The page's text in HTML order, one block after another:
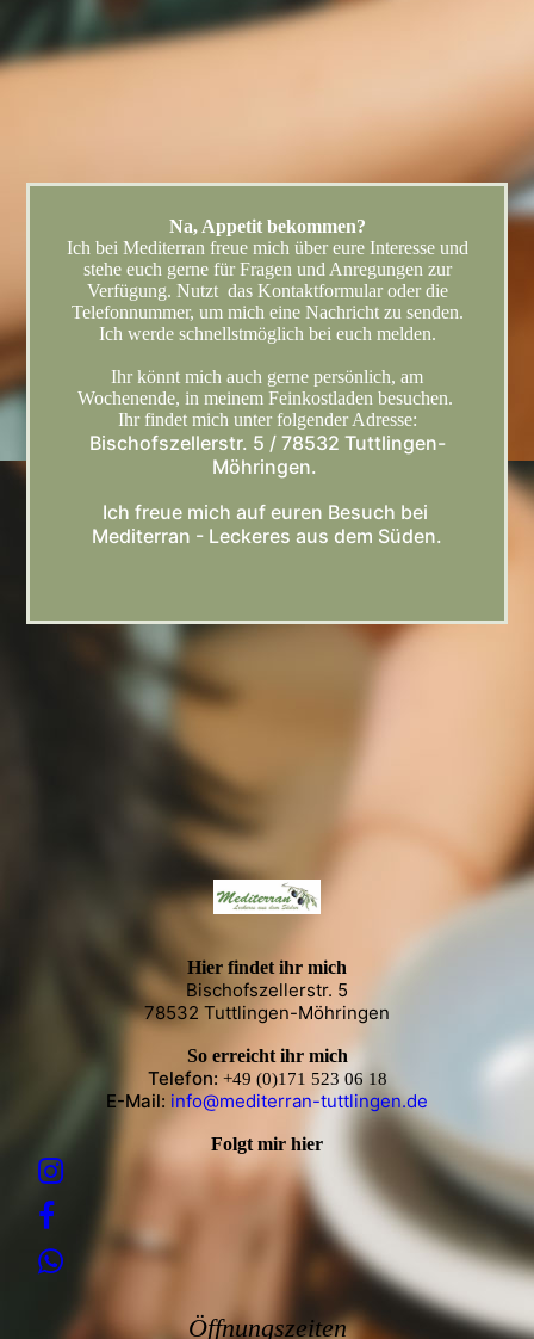
Na, Appetit bekommen?
Ich bei Mediterran freue mich über eure Interesse und
stehe euch gerne für Fragen und Anregungen zur
Verfügung. Nutzt das Kontaktformular oder die
Telefonnummer, um mich eine Nachricht zu senden.
Ich werde schnellstmöglich bei euch melden.
Ihr könnt mich auch gerne persönlich, am
Wochenende, in meinem Feinkostladen besuchen.
Ihr findet mich unter folgender Adresse:
Bischofszellerstr. 5 / 78532 Tuttlingen-
Möhringen.
Ich freue mich auf euren Besuch bei
Mediterran - Leckeres aus dem Süden.
Hier findet ihr mich
Bischofszellerstr. 5
78532 Tuttlingen-Möhringen
So erreicht ihr mich
Telefon: +49 (0)171 523 06 18
E-Mail: info@mediterran-tuttlingen.de
Folgt mir hier
Öffnungszeiten